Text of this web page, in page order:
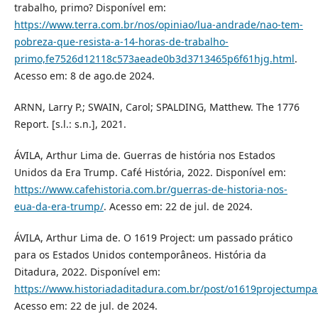
trabalho, primo? Disponível em:
https://www.terra.com.br/nos/opiniao/lua-andrade/nao-tem-
pobreza-que-resista-a-14-horas-de-trabalho-
primo,fe7526d12118c573aeade0b3d3713465p6f61hjg.html.
Acesso em: 8 de ago.de 2024.
ARNN, Larry P.; SWAIN, Carol; SPALDING, Matthew. The 1776
Report. [s.l.: s.n.], 2021.
ÁVILA, Arthur Lima de. Guerras de história nos Estados
Unidos da Era Trump. Café História, 2022. Disponível em:
https://www.cafehistoria.com.br/guerras-de-historia-nos-
eua-da-era-trump/. Acesso em: 22 de jul. de 2024.
ÁVILA, Arthur Lima de. O 1619 Project: um passado prático
para os Estados Unidos contemporâneos. História da
Ditadura, 2022. Disponível em:
https://www.historiadaditadura.com.br/post/
Acesso em: 22 de jul. de 2024.